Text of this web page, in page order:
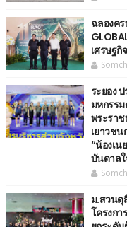
ฉลองคร
เศรษฐกิ
ระยอง
มหกรร
พระราช
เยาวชน
“น้องเน
บันดาล
ม.สวนดุ
โครงกา